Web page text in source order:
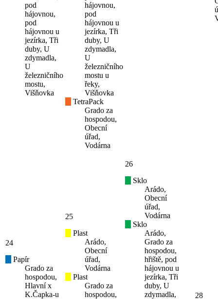
pod
hájovnou,
pod
hájovnou u
jezírka, Tři
duby, U
zdymadla,
U
železničního
mostu,
Višňovka
hájovnou,
pod
hájovnou u
jezírka, Tři
duby, U
zdymadla,
U
železničního
mostu u
řeky,
Višňovka
TetraPack
Grado za
hospodou,
Obecní
úřad,
Vodárna
24
Papír
Grado za
hospodou,
Hlavní x
K.Čapka-u
25
Plast
Arádo,
Obecní
úřad,
Vodárna
Plast
Grado za
hospodou,
26
Sklo
Arádo,
Obecní
úřad,
Vodárna
Sklo
Arádo,
Grado za
hospodou,
hřiště, pod
hájovnou u
jezírka, Tři
duby, U
zdymadla,
28